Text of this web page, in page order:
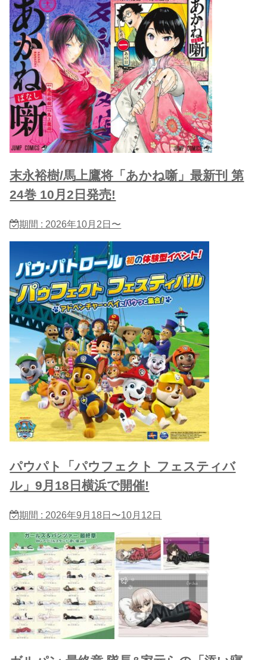
末永裕樹/馬上鷹将「あかね噺」最新刊 第
24巻 10月2日発売!
期間 : 2026年10月2日〜
パウパト「パウフェクト フェスティバ
ル」9月18日横浜で開催!
期間 : 2026年9月18日〜10月12日